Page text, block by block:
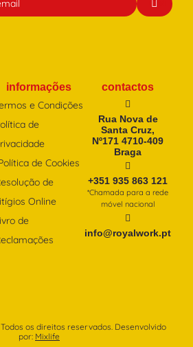
informações
e Condições
de
de Cookies
de
Online
de
contactos
Rua Nova de
Santa Cruz,
Nº171 4710-409
Braga
+351 935 863 121
*Chamada para a rede
móvel nacional
info@royalwork.pt
Todos os direitos reservados. Desenvolvido
por: Mixlife